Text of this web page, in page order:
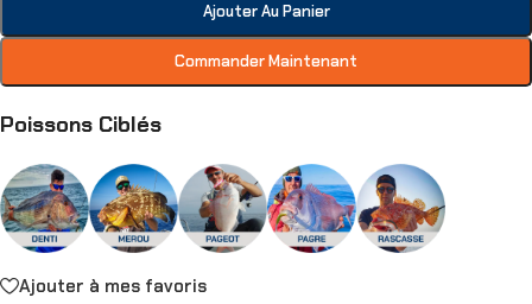
Ajouter Au Panier
Commander Maintenant
Poissons Ciblés
Ajouter à mes favoris